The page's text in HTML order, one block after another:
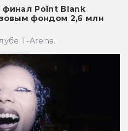
Point Blank
фондом 2,6 млн
T-Arena.